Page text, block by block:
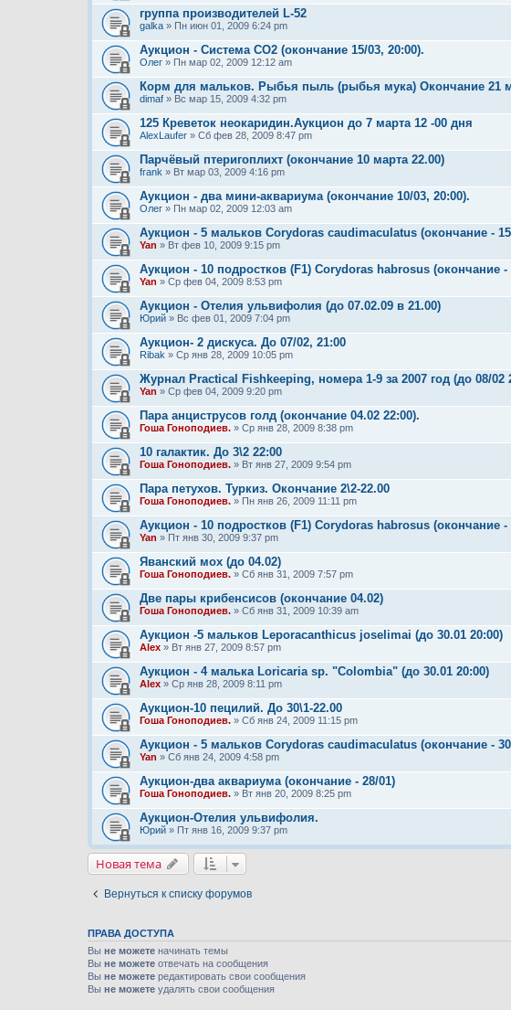
группа производителей L-52
galka » Пн июн 01, 2009 6:24 pm
Аукцион - Система CO2 (окончание 15/03, 20:00).
Олег » Пн мар 02, 2009 12:12 am
Корм для мальков. Рыбья пыль (рыбья мука) Окончание 21
dimaf » Вс мар 15, 2009 4:32 pm
125 Креветок неокаридин.Аукцион до 7 марта 12 -00 дня
AlexLaufer » Сб фев 28, 2009 8:47 pm
Парчёвый птеригоплихт (окончание 10 марта 22.00)
frank » Вт мар 03, 2009 4:16 pm
Аукцион - два мини-аквариума (окончание 10/03, 20:00).
Олег » Пн мар 02, 2009 12:03 am
Аукцион - 5 мальков Corydoras caudimaculatus (окончание -
Yan » Вт фев 10, 2009 9:15 pm
Аукцион - 10 подростков (F1) Corydoras habrosus (окончание -
Yan » Ср фев 04, 2009 8:53 pm
Аукцион - Отелия ульвифолия (до 07.02.09 в 21.00)
Юрий » Вс фев 01, 2009 7:04 pm
Аукцион- 2 дискуса. До 07/02, 21:00
Ribak » Ср янв 28, 2009 10:05 pm
Журнал Practical Fishkeeping, номера 1-9 за 2007 год (до 08/02
Yan » Ср фев 04, 2009 9:20 pm
Пара анциструсов голд (окончание 04.02 22:00).
Гоша Гоноподиев. » Ср янв 28, 2009 8:38 pm
10 галактик. До 3\2 22:00
Гоша Гоноподиев. » Вт янв 27, 2009 9:54 pm
Пара петухов. Туркиз. Окончание 2\2-22.00
Гоша Гоноподиев. » Пн янв 26, 2009 11:11 pm
Аукцион - 10 подростков (F1) Corydoras habrosus (окончание -
Yan » Пт янв 30, 2009 9:37 pm
Яванский мох (до 04.02)
Гоша Гоноподиев. » Сб янв 31, 2009 7:57 pm
Две пары крибенсисов (окончание 04.02)
Гоша Гоноподиев. » Сб янв 31, 2009 10:39 am
Аукцион -5 мальков Leporacanthicus joselimai (до 30.01 20:00)
Alex » Вт янв 27, 2009 8:57 pm
Аукцион - 4 малька Loricaria sp. "Colombia" (до 30.01 20:00)
Alex » Ср янв 28, 2009 8:11 pm
Аукцион-10 пецилий. До 30\1-22.00
Гоша Гоноподиев. » Сб янв 24, 2009 11:15 pm
Аукцион - 5 мальков Corydoras caudimaculatus (окончание -
Yan » Сб янв 24, 2009 4:58 pm
Аукцион-два аквариума (окончание - 28/01)
Гоша Гоноподиев. » Вт янв 20, 2009 8:25 pm
Аукцион-Отелия ульвифолия.
Юрий » Пт янв 16, 2009 9:37 pm
Новая тема
Вернуться к списку форумов
ПРАВА ДОСТУПА
Вы не можете начинать темы
Вы не можете отвечать на сообщения
Вы не можете редактировать свои сообщения
Вы не можете удалять свои сообщения